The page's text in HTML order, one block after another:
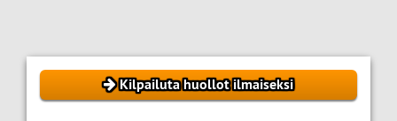
Kilpailuta huollot ilmaiseksi